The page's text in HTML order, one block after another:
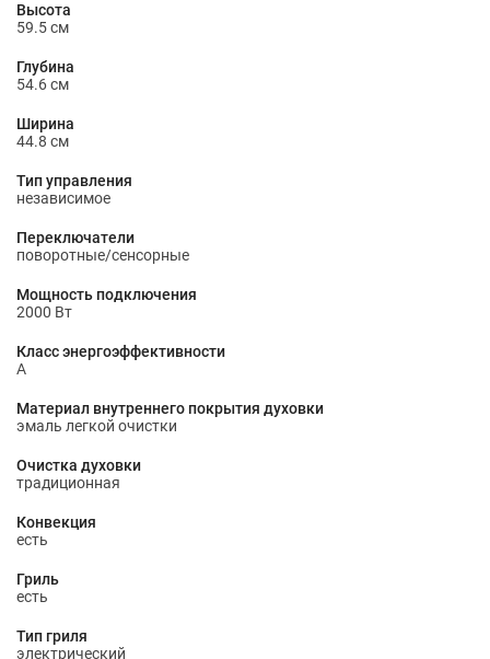
Высота
59.5 см
Глубина
54.6 см
Ширина
44.8 см
Тип управления
независимое
Переключатели
поворотные/сенсорные
Мощность подключения
2000 Вт
Класс энергоэффективности
A
Материал внутреннего покрытия духовки
эмаль легкой очистки
Очистка духовки
традиционная
Конвекция
есть
Гриль
есть
Тип гриля
электрический